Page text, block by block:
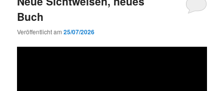
Buch
Veröffentlicht am25/07/2026